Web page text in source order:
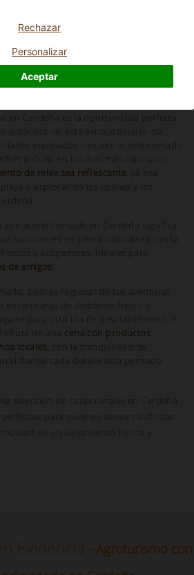
Rechazar
Personalizar
Aceptar
en Cerdeña es la oportunidad perfecta
auténtico de esta extraordinaria isla
equipadas con aire acondicionado
incluso en los días más calurosos,
de relax sea refrescante, ya sea
o explorando las colinas y los
aire acondicionado en Cerdeña significa
vacaciones en plena naturaleza con la
y acogedores, ideales para
de amigos.
podrás regresar de tus aventuras
encontrarás un ambiente fresco y
para otro día de descubrimiento. Y
de una cena con productos
locales, con la tranquilidad de
donde cada detalle está pensado
selección de casas rurales en Cerdeña
para quienes desean disfrutar
de un alojamiento fresco y
Evidencia - Agroturismo con